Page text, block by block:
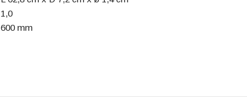
1,0
600 mm